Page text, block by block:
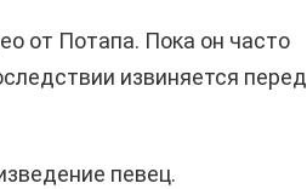
от Потапа. Пока он часто
извиняется перед
певец.